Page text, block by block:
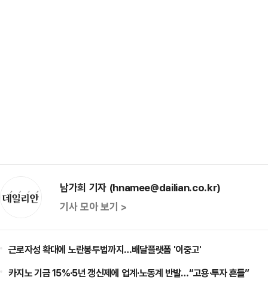
남가희 기자 (hnamee@dailian.co.kr)
기사 모아 보기 >
근로자성 확대에 노란봉투법까지…배달플랫폼 '이중고'
카지노 기금 15%·5년 갱신제에 업계·노동계 반발…“고용·투자 흔들”